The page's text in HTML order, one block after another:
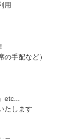
用
の手配など）
etc...
たします